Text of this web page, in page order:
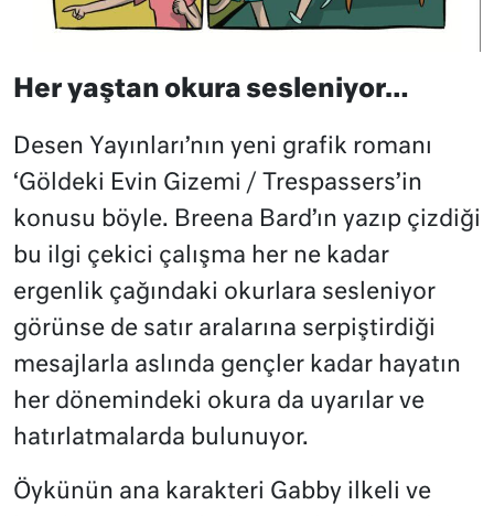
Her yaştan okura sesleniyor…
Desen Yayınları’nın yeni grafik romanı
‘Göldeki Evin Gizemi / Trespassers’in
konusu böyle. Breena Bard’ın yazıp çizdiği
bu ilgi çekici çalışma her ne kadar
ergenlik çağındaki okurlara sesleniyor
görünse de satır aralarına serpiştirdiği
mesajlarla aslında gençler kadar hayatın
her dönemindeki okura da uyarılar ve
hatırlatmalarda bulunuyor.
Öykünün ana karakteri Gabby ilkeli ve